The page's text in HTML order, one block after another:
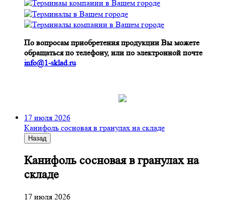
По вопросам приобретения продукции Вы можете
обращаться по телефону, или по электронной почте
info@1-sklad.ru
17 июля 2026
Канифоль сосновая в гранулах на складе
Назад
Канифоль сосновая в гранулах на
складе
17 июля 2026